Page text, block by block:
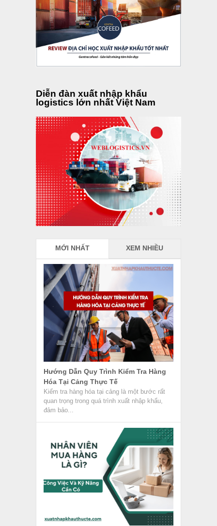
Diễn đàn xuất nhập khẩu
logistics lớn nhất Việt Nam
MỚI NHẤT XEM NHIỀU
Hướng Dẫn Quy Trình Kiểm Tra Hàng
Hóa Tại Cảng Thực Tế
Kiểm tra hàng hóa tại cảng là một bước rất
quan trọng trong quá trình xuất nhập khẩu,
đảm bảo...